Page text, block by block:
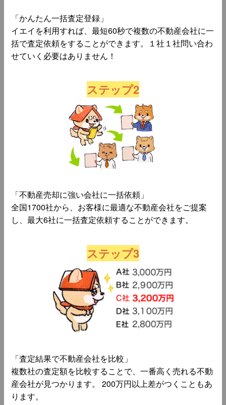
「かんたん一括査定登録」
イエイを利用すれば、最短60秒で複数の不動産会社に一
括で査定依頼をすることができます。１社１社問い合わ
せていく必要はありません！
ステップ2
「不動産売却に強い会社に一括依頼」
全国1700社から、お客様に最適な不動産会社をご提案
し、最大6社に一括査定依頼することができます。
ステップ3
「査定結果で不動産会社を比較」
複数社の査定額を比較することで、一番高く売れる不動
産会社が見つかります。 200万円以上差がつくこともあ
ります。